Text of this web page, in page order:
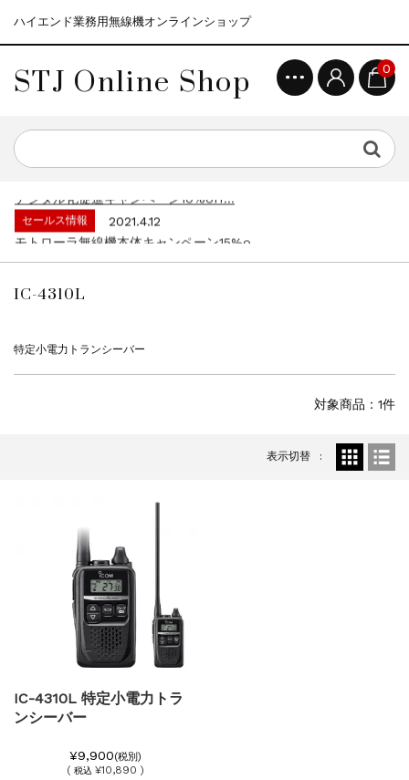
ハイエンド業務用無線機オンラインショップ
STJ Online Shop 0
セールス情報
2021.4.12
モトローラ無線機本体キャンペーン15%o...
５月大型連休に伴う営業日のお知らせ...
セールス情報
2023.4.1
セールス情報
モトローラ無線機本体キャンペーン15%o...
セールス情報
セールス情報
2021.4.12
IC-4310L
特定小電力トランシーバー
対象商品：1件
表示切替
IC-4310L 特定小電力トラ
ンシーバー
¥9,900(税別)
( 税込 ¥10,890 )